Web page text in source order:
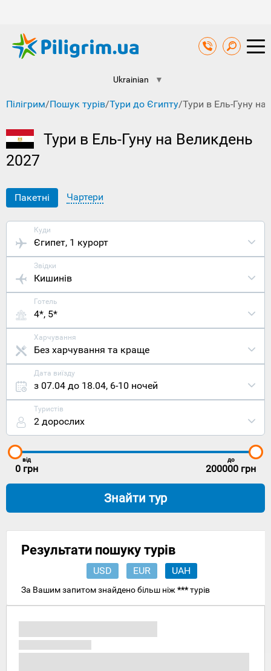
Ukrainian ▼
Пілігрим/Пошук турів/Тури до Єгипту/Тури в Ель-Гуну на
Тури в Ель-Гуну на Великдень
2027
Пакетні Чартери
Куди
Єгипет, 1 курорт
Звідки
Кишинів
Готель
4*, 5*
Харчування
Без харчування та краще
Дата виїзду
з 07.04 до 18.04, 6-10 ночей
Туристів
2 дорослих
від
0 грн
до
200000 грн
Знайти тур
Результати пошуку турів
USD EUR UAH
За Вашим запитом знайдено більш ніж ***турів